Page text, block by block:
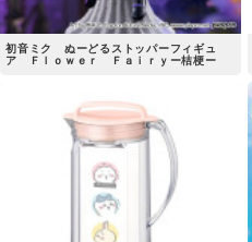
初音ミク ぬーどるストッパーフィギュ
ア Ｆｌｏｗｅｒ Ｆａｉｒｙー桔梗ー